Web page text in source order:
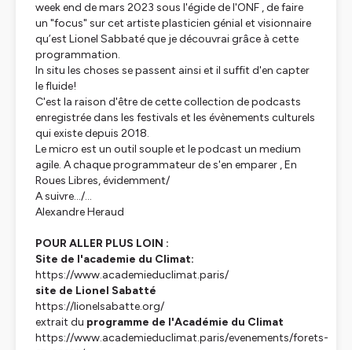
week end de mars 2023 sous l'égide de l'ONF , de faire
un "focus" sur cet artiste plasticien génial et visionnaire
qu’est Lionel Sabbaté que je découvrai grâce à cette
programmation.
In situ les choses se passent ainsi et il suffit d'en capter
le fluide!
C'est la raison d'être de cette collection de podcasts
enregistrée dans les festivals et les évènements culturels
qui existe depuis 2018.
Le micro est un outil souple et le podcast un medium
agile. A chaque programmateur de s'en emparer , En
Roues Libres, évidemment/
A suivre.../...
Alexandre Heraud
POUR ALLER PLUS LOIN :
Site de l'academie du Climat:
https://www.academieduclimat.paris/
site de Lionel Sabatté
https://lionelsabatte.org/
extrait du programme de l'Académie du Climat
https://www.academieduclimat.paris/evenements/forets-